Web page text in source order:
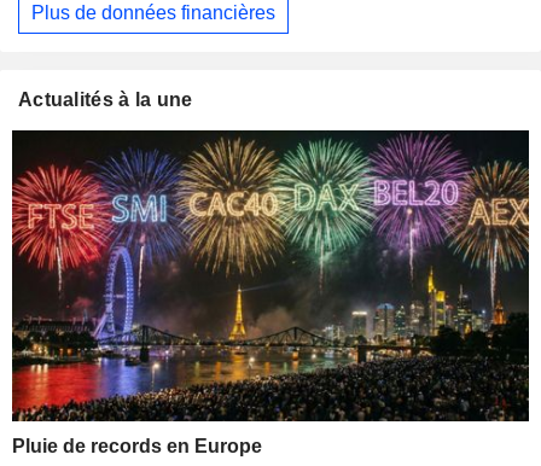
Plus de données financières
Actualités à la une
Pluie de records en Europe